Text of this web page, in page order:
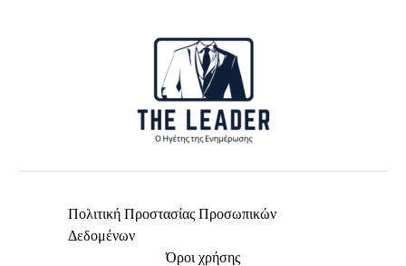
Πολιτική Προστασίας Προσωπικών
Δεδομένων
Όροι χρήσης